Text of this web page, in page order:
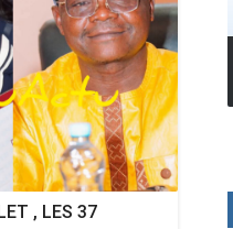
, LES 37